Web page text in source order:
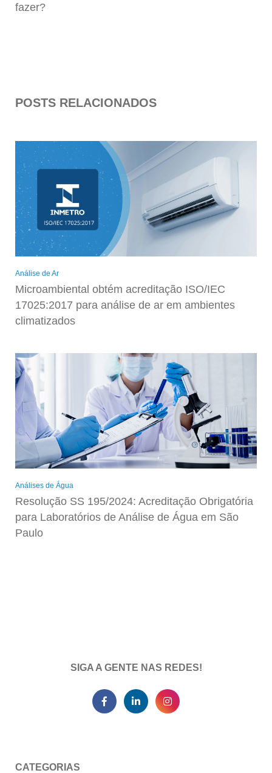
fazer?
POSTS RELACIONADOS
Análise de Ar
Microambiental obtém acreditação ISO/IEC
17025:2017 para análise de ar em ambientes
climatizados
Análises de Água
Resolução SS 195/2024: Acreditação Obrigatória
para Laboratórios de Análise de Água em São
Paulo
SIGA A GENTE NAS REDES!
CATEGORIAS